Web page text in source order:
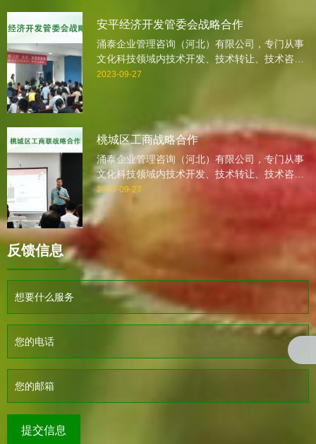
一个脚印地走过。
安平经济开发管委会战略合作
涌泰企业管理咨询（河北）有限公司，专门从事
文化科技领域内技术开发、技术转让、技术咨
询、技术服务、企业培训、认证、企业咨询,企业
全力以赴的服务理念，抱着深深地责任感，一步
一个脚印地走过。
2023-09-27
桃城区工商战略合作
涌泰企业管理咨询（河北）有限公司，专门从事
文化科技领域内技术开发、技术转让、技术咨
询、技术服务、企业培训、认证、企业咨询,企业
诊断,会展服务、营销策划的专业咨询公司。自
2005年创业以来，我公司一直本着感恩，诚信，
全力以赴的服务理念，抱着深深地责任感，一步
2023-09-27
反馈信息
提交信息